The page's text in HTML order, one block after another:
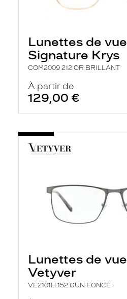
Lunettes de vue
Signature Krys
COM2009 212 OR BRILLANT
À partir de
129,00 €
Lunettes de vue
Vetyver
VE2101H 152 GUN FONCE